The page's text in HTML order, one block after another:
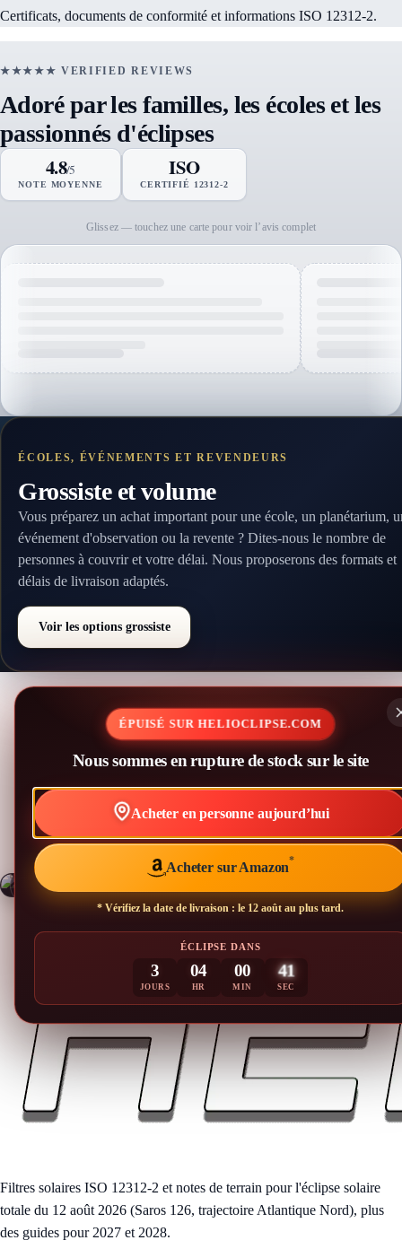
Certificats, documents de conformité et informations ISO 12312-2.
★★★★★ VERIFIED REVIEWS
Adoré par les familles, les écoles et les
passionnés d'éclipses
4.8/5
NOTE MOYENNE
ISO
CERTIFIÉ 12312-2
Glissez — touchez une carte pour voir l’avis complet
ÉCOLES, ÉVÉNEMENTS ET REVENDEURS
Grossiste et volume
Vous préparez un achat important pour une école, un planétarium,
événement d'observation ou la revente ? Dites-nous le nombre de
personnes à couvrir et votre délai. Nous proposerons des formats et
délais de livraison adaptés.
Voir les options grossiste
ÉPUISÉ SUR HELIOCLIPSE.COM
Nous sommes en rupture de stock sur le site
Acheter en personne aujourd’hui
Acheter sur Amazon*
* Vérifiez la date de livraison : le 12 août au plus tard.
ÉCLIPSE DANS
3
JOURS
04
HR
00
MIN
40
SEC
Ajouté à votre panier
Filtres certifiés — prêts quand
vous voulez.
Lunettes Éclipse Solaire — 25 Pack (Groupe)
Filtres solaires ISO 12312-2 et notes de terrain pour l'éclipse solaire
totale du 12 août 2026 (Saros 126, trajectoire Atlantique Nord), plus
des guides pour 2027 et 2028.